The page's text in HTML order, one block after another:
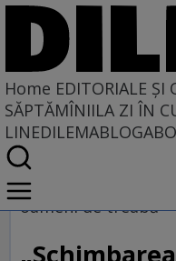
Home EDITORIALE ȘI
SĂPTĂMÎNIILA ZI ÎN
LINEDILEMABLOG
Home
EDITORIALE ȘI OPINII
oameni de treabă